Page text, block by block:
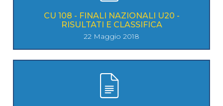
CU 108 - FINALI NAZIONALI U20 -
RISULTATI E CLASSIFICA
22 Maggio 2018